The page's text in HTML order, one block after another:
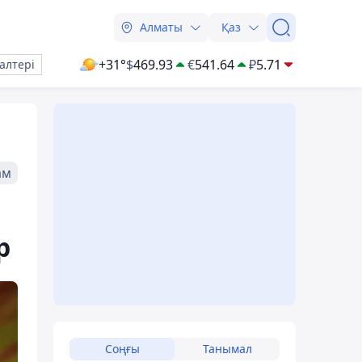
Алматы Қаз
+31°$469.93 €541.64 ₽5.71
Соңғы Танымал